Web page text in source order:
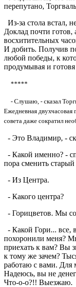
перепутано,
Из-за стола встал,
Доклад почти готов,
восхитительных
И добить. Получив
любой победы, к
продумывая и
*****
- Слушаю, - сказал
Ежедневная двухчасовая
совета даже сократил
- Это Владимир, -
- Какой именно? -
пора сменить
- Из Центра.
- Какого центра?
- Горицветов. Мы
- Какой Гори...
похоронили меня?
приехать к вам? Вы
к тому же зачем?
работаю с вами. Для
Надеюсь, вы не
Что-о-о?!! Выезжаю.